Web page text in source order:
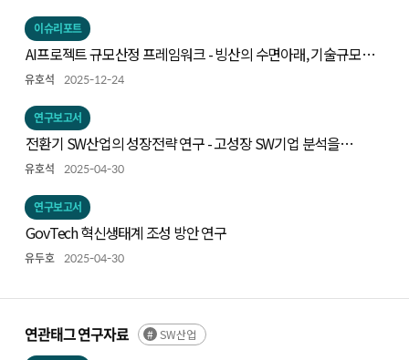
이슈리포트
AI프로젝트 규모산정 프레임워크 - 빙산의 수면아래, 기술규모
측정하기
유호석 2025-12-24
연구보고서
전환기 SW산업의 성장전략 연구 - 고성장 SW기업 분석을
중심으로 -
유호석 2025-04-30
연구보고서
GovTech 혁신생태계 조성 방안 연구
유두호 2025-04-30
연관태그 연구자료 SW산업